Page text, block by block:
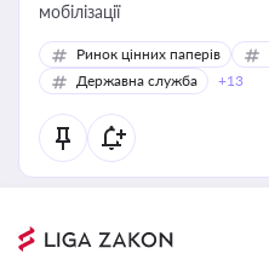
мобілізації
Ринок цінних паперів
Державна служба
+13